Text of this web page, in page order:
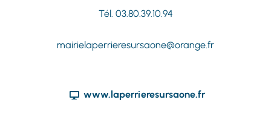
Tél. 03.80.39.10.94
mairielaperrieresursaone@orange.fr
www.laperrieresursaone.fr